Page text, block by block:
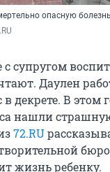
опасную болезнь
с супругом
Даулен
в декрете. В
нашли
72.RU
жизнь ребенку.